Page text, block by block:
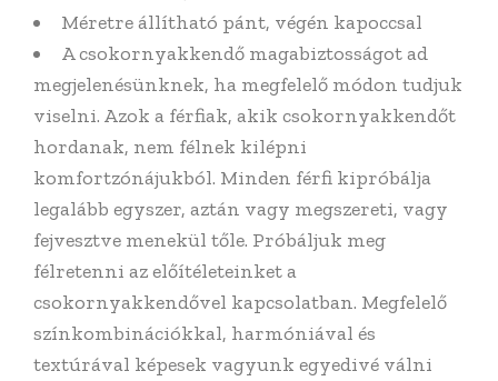
Méretre állítható pánt, végén kapoccsal
A csokornyakkendő magabiztosságot ad
megjelenésünknek, ha megfelelő módon tudjuk
viselni. Azok a férfiak, akik csokornyakkendőt
hordanak, nem félnek kilépni
komfortzónájukból. Minden férfi kipróbálja
legalább egyszer, aztán vagy megszereti, vagy
fejvesztve menekül tőle. Próbáljuk meg
félretenni az előítéleteinket a
csokornyakkendővel kapcsolatban. Megfelelő
színkombinációkkal, harmóniával és
textúrával képesek vagyunk egyedivé válni